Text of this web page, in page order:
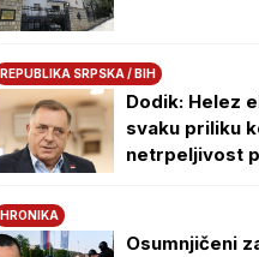
REPUBLIKA SRPSKA / BIH
Dodik: Helez
svaku priliku
netrpeljivost
HRONIKA
Osumnjičeni